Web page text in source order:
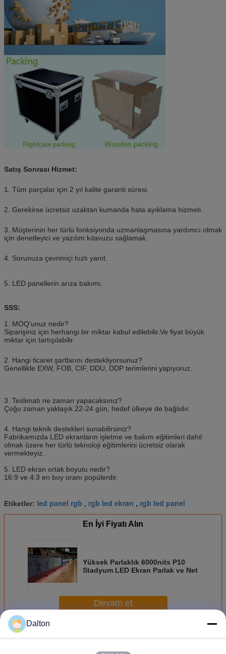
Satış Sonrası Hizmet:
1. Tüm parçalar için 2 yıl kalite garanti süresi.
2. Gerekirse ücretsiz uzaktan kumanda hata ayıklama hizmeti.
3. Müşterinin her türlü fonksiyonda uzmanlaşmasına yardımcı olmak
için denetleyici ve yazılım kılavuzu sağlamak.
4. Sorunuza çevrimiçi hızlı yanıt.
5. LED panellerin arıza bakımı.
SSS:
1. MOQ'unuz nedir?
Siparişiniz için herhangi bir miktar kabul edilebilir.Ve fiyat büyük
miktar için tartışılabilir.
2. Hangi ticaret şartlarını destekliyorsunuz?
Genellikle EXW, FOB, CIF, DDU, DDP terimlerini yapıyoruz.
3. Teslimatı ne zaman yapacaksınız?
Çoğu zaman yaklaşık 22-24 gün, hedef ülkeye de bağlıdır.
4. Hangi teknik destekleri sunabilirsiniz?
Fabrikamızda LED ekranların işletme ve bakım eğitimleri dahil
olmak üzere her türlü teknoloji eğitimlerini ücretsiz olarak
vermekteyiz.
5. LED ekran ortak boyutu nedir?
16:9 ve 4:3 en boy oranı popülerdir.
Etiketler: led panel rgb , rgb led ekran , rgb led panel
En İyi Fiyatı Alın
Yüksek Parlaklık 6000nits P10
Stadyum LED Ekran Parlak ve Net
Devam et
Daha
Dalton